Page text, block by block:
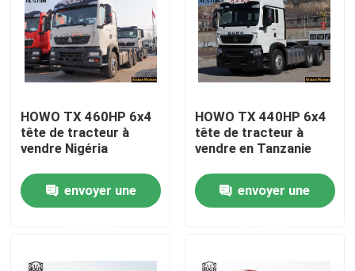
HOWO TX 460HP 6x4
tête de tracteur à
vendre Nigéria
envoyer une
HOWO TX 440HP 6x4
tête de tracteur à
vendre en Tanzanie
envoyer une